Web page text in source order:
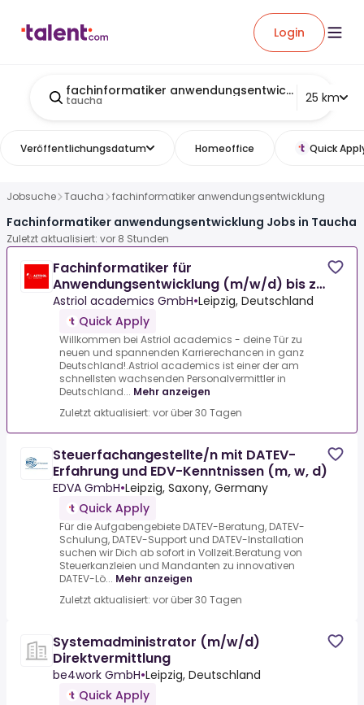
Login
fachinformatiker anwendungsentwicklung
taucha 25 km
Veröffentlichungsdatum Homeoffice Quick
Jobsuche Taucha fachinformatiker anwendungsentwicklung
Fachinformatiker anwendungsentwicklung Jobs in Taucha
Zuletzt aktualisiert: vor 8 Stunden
Fachinformatiker für
Anwendungsentwicklung (m/w/d) bis zu
40€ Stundenlohn
Astriol academics GmbH•Leipzig, Deutschland
Quick Apply
Willkommen bei Astriol academics - deine Tür zu
neuen und spannenden Karrierechancen in ganz
Deutschland!.Astriol academics ist einer der am
schnellsten wachsenden Personalvermittler in
Deutschland... Mehr anzeigen
Zuletzt aktualisiert: vor über 30 Tagen
Steuerfachangestellte/n mit DATEV-
Erfahrung und EDV-Kenntnissen (m, w, d)
EDVA GmbH•Leipzig, Saxony, Germany
Quick Apply
Für die Aufgabengebiete DATEV-Beratung, DATEV-
Schulung, DATEV-Support und DATEV-Installation
suchen wir Dich ab sofort in Vollzeit.Beratung von
Steuerkanzleien und Mandanten zu innovativen
DATEV-Lö... Mehr anzeigen
Zuletzt aktualisiert: vor über 30 Tagen
Systemadministrator (m/w/d)
Direktvermittlung
be4work GmbH•Leipzig, Deutschland
Quick Apply